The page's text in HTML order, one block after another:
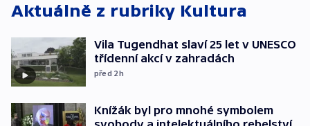
Aktuálně z rubriky Kultura
Vila Tugendhat slaví 25 let v UNESCO
třídenní akcí v zahradách
před 2h
Knížák byl pro mnohé symbolem